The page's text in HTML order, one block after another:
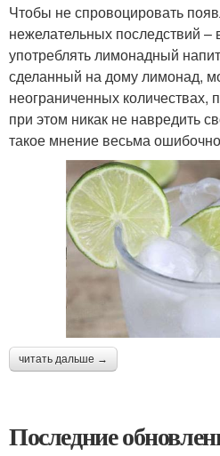
Чтобы не спровоцировать
нежелательных последствий
употреблять лимонадный
сделанный на дому лимонад,
неограниченных количествах,
при этом никак не навредить
такое мнение весьма
читать дальше →
Последние